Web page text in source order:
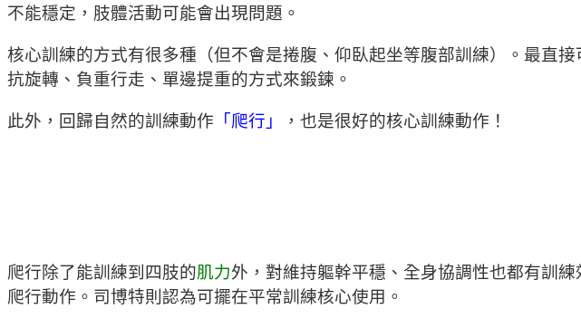
不能穩定，肢體活動可能會出現問題。
核心訓練的方式有很多種（但不會是捲腹、仰臥起坐等腹部訓練）。最直
抗旋轉、負重行走、單邊提重的方式來鍛鍊。
此外，回歸自然的訓練動作 「爬行」 ，也是很好的核心訓練動作！
爬行除了能訓練到四肢的肌力外，對維持軀幹平穩、全身協調性也都有訓
爬行動作。司博特則認為可擺在平常訓練核心使用。